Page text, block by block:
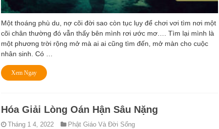
Một thoáng phù du, nợ cõi đời sao còn tục lụy để chơi vơi tìm nơi một
cõi chân thường đó vẫn thấy bên mình rơi ước mơ…. Tìm lại mình là
một phương trời rộng mở mà ai ai cũng tìm đến, mở màn cho cuộc
nhân sinh. Có …
Xem Ngay
Hóa Giải Lòng Oán Hận Sâu Nặng
Tháng 1 4, 2022 Phật Giáo Và Đời Sống